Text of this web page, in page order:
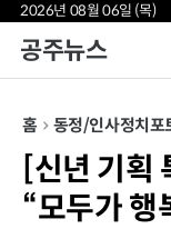
2026년 08월 06일 (목)
공주뉴스
홈 동정/인사정치포
[신년 기획
“모두가 행